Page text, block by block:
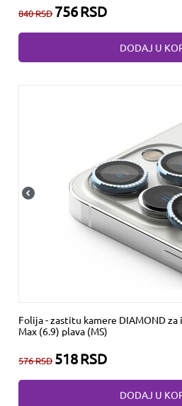
840RSD 756RSD
DODAJ U
Folija - zastitu kamere DIAMOND
Max (6.9) plava (MS)
576RSD 518RSD
DODAJ U